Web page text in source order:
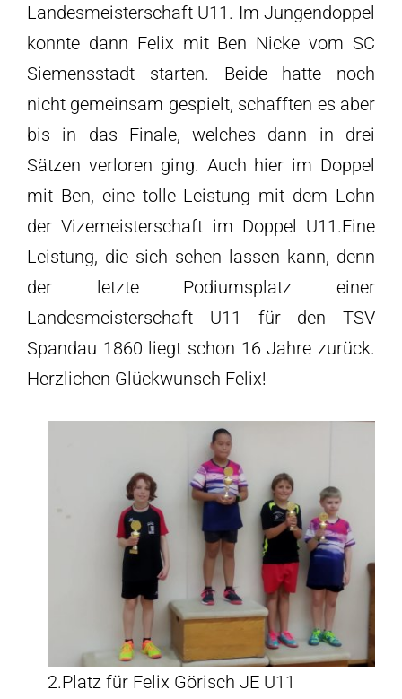
Landesmeisterschaft U11. Im Jungendoppel
konnte dann Felix mit Ben Nicke vom SC
Siemensstadt starten. Beide hatte noch
nicht gemeinsam gespielt, schafften es aber
bis in das Finale, welches dann in drei
Sätzen verloren ging. Auch hier im Doppel
mit Ben, eine tolle Leistung mit dem Lohn
der Vizemeisterschaft im Doppel U11.Eine
Leistung, die sich sehen lassen kann, denn
der letzte Podiumsplatz einer
Landesmeisterschaft U11 für den TSV
Spandau 1860 liegt schon 16 Jahre zurück.
Herzlichen Glückwunsch Felix!
2.Platz für Felix Görisch JE U11